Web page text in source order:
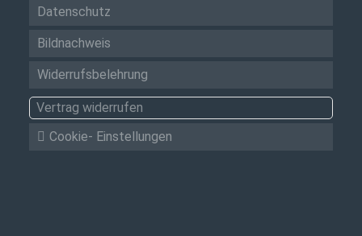
Datenschutz
Bildnachweis
Widerrufsbelehrung
Vertrag widerrufen
Cookie- Einstellungen